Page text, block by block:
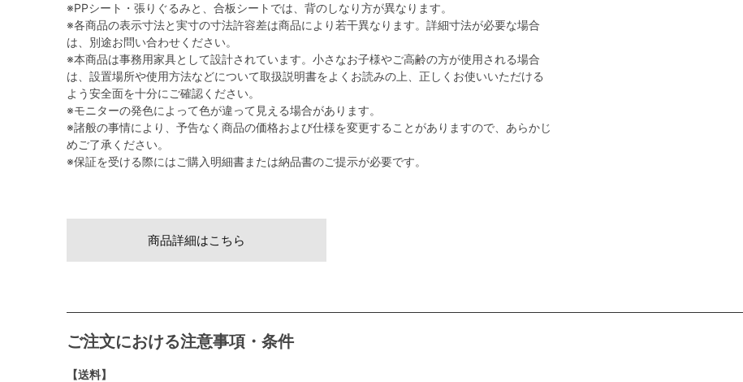
※PPシート・張りぐるみと、合板シートでは、背のしなり方が異なります。
※各商品の表示寸法と実寸の寸法許容差は商品により若干異なります。詳細寸法が必要な場合
は、別途お問い合わせください。
※本商品は事務用家具として設計されています。小さなお子様やご高齢の方が使用される場合
は、設置場所や使用方法などについて取扱説明書をよくお読みの上、正しくお使いいただける
よう安全面を十分にご確認ください。
※モニターの発色によって色が違って見える場合があります。
※諸般の事情により、予告なく商品の価格および仕様を変更することがありますので、あらかじ
めご了承ください。
※保証を受ける際にはご購入明細書または納品書のご提示が必要です。
商品詳細はこちら
ご注文における注意事項・条件
【送料】